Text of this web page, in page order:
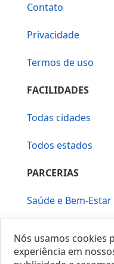
Contato
Privacidade
Termos de uso
FACILIDADES
Todas cidades
Todos estados
PARCERIAS
Saúde e Bem-Estar
Nós usamos cookies
experiência em